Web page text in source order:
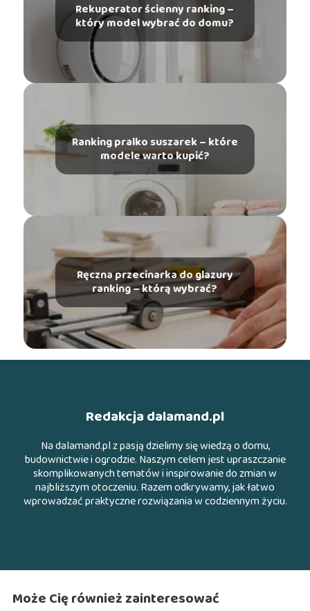
Rekuperator ścienny ranking –
który model wybrać do domu?
Ranking pralko suszarek – które
modele warto kupić?
Ręczna przecinarka do glazury
ranking – którą wybrać?
Redakcja dalamand.pl
Na dalamand.pl z pasją dzielimy się wiedzą o domu,
budownictwie i ogrodzie. Naszym celem jest upraszczanie
skomplikowanych tematów i inspirowanie do zmian w
najbliższym otoczeniu. Razem odkrywamy, jak łatwo
wprowadzać praktyczne rozwiązania w codziennym życiu.
Może Cię również zainteresować